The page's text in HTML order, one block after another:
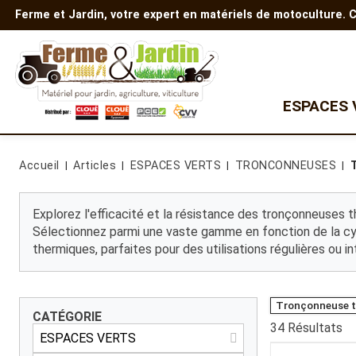
Ferme et Jardin, votre expert en matériels de motoculture.
ESPACES
TONDEUSES
Tondeuse autoportée
Tondeuse
débroussailleuse
Robots tondeuses
Accessoires de tondeuse
Tondeuse Z
Tondeuse à batterie
AUTRES EQUIPEMENTS
Motoculteurs
Découpeuses
Nettoyeurs haute pression
Transporteur à chenilles
Batterie et chargeur
MICRO TRACTEUR
BROYEURS DE BRANCHES
Quad
Gamme enfants
Accueil Articles ESPACES VERTS TRONCONNEUSES
Explorez l'efficacité et la résistance des tronçonneuses
Sélectionnez parmi une vaste gamme en fonction de la
thermiques, parfaites pour des utilisations régulières ou
CATÉGORIE
Tronçonneuse
34 Résultats